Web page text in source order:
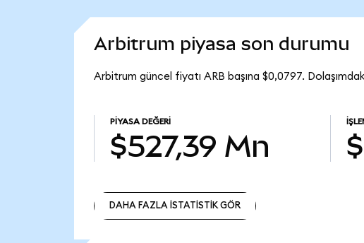
Arbitrum piyasa son durumu
Arbitrum güncel fiyatı ARB başına $0,0797.
PIYASA DEĞERI
$527,39 Mn
DAHA FAZLA İSTATİSTİK GÖR